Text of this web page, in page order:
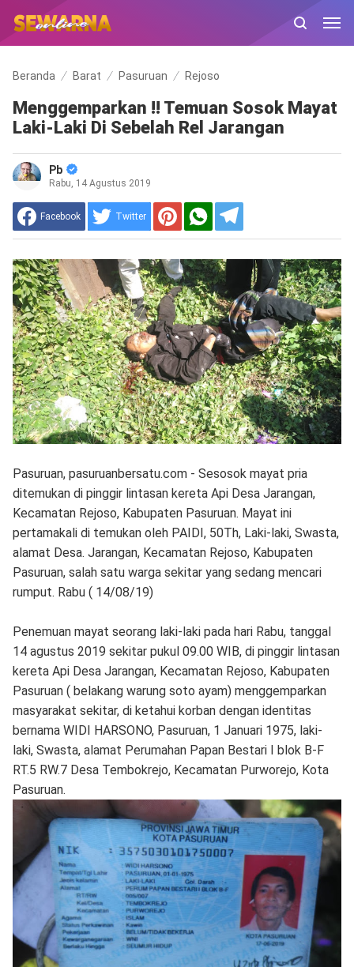
Beranda Barat Pasuruan Rejoso
Menggemparkan !! Temuan Sosok Mayat
Laki-Laki Di Sebelah Rel Jarangan
Pb
Rabu, 14 Agustus 2019
Facebook Twitter
Pasuruan, pasuruanbersatu.com - Sesosok mayat pria
ditemukan di pinggir lintasan kereta Api Desa Jarangan,
Kecamatan Rejoso, Kabupaten Pasuruan. Mayat ini
pertamakali di temukan oleh PAIDI, 50Th, Laki-laki, Swasta,
alamat Desa. Jarangan, Kecamatan Rejoso, Kabupaten
Pasuruan, salah satu warga sekitar yang sedang mencari
rumput. Rabu ( 14/08/19)
Penemuan mayat seorang laki-laki pada hari Rabu, tanggal
14 agustus 2019 sekitar pukul 09.00 WIB, di pinggir lintasan
kereta Api Desa Jarangan, Kecamatan Rejoso, Kabupaten
Pasuruan ( belakang warung soto ayam) menggemparkan
masyarakat sekitar, di ketahui korban dengan identitas
bernama WIDI HARSONO, Pasuruan, 1 Januari 1975, laki-
laki, Swasta, alamat Perumahan Papan Bestari I blok B-F
RT.5 RW.7 Desa Tembokrejo, Kecamatan Purworejo, Kota
Pasuruan.